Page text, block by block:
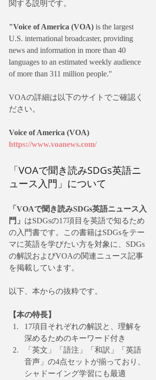
関する説明です。
"Voice of America (VOA) is the largest
U.S. international broadcaster, providing
news and information in more than 40
languages to an estimated weekly audience
of more than 311 million people."
VOAの詳細は以下のサイトでご確認く
ださい。
Voice of America (VOA)
https://www.voanews.com/
「VOAで聞き読みSDGs英語ニ
ュース入門」について
「VOAで聞き読みSDGs英語ニュース入
門」 はSDGsの17項目を英語で知るため
の入門書です。この書籍はSDGsをテー
マに英語を学びたい方を対象に、SDGs
の解説およびVOAの関連ニュース記事
を掲載しています。
以下、本からの抜粋です。
【本の特長】
17項目それぞれの解説と、理解を
深めるためのキーワード付き
「英文」「語注」「和訳」「英語
音声」の4点セットが揃っており、
シャドーイング学習にも最適